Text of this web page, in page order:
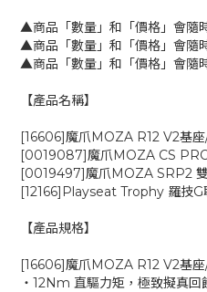
▲商品「數量」和「價格」會隨
▲商品「數量」和「價格」會隨
▲商品「數量」和「價格」會隨
【產品名稱】
[16606]魔爪MOZA R12 V2基
[0019087]魔爪MOZA CS
[0019497]魔爪MOZA SRP2
[12166]Playseat Trophy 羅技G
【產品規格】
[16606]魔爪MOZA R12 V2基
‧12Nm 直驅力矩，極致擬真回